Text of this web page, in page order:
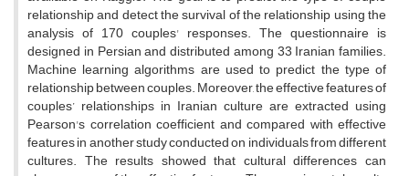
relationship and detect the survival of the relationship using the
analysis of 170 couples' responses. The questionnaire is
designed in Persian and distributed among 33 Iranian families.
Machine learning algorithms are used to predict the type of
relationship between couples. Moreover, the effective features of
couples’ relationships in Iranian culture are extracted using
Pearson's correlation coefficient and compared with effective
features in another study conducted on individuals from different
cultures. The results showed that cultural differences can